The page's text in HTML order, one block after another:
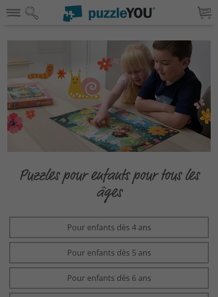
Puzzles pour enfants pour tous les
âges
Pour enfants dès 4 ans
Pour enfants dès 5 ans
Pour enfants dès 6 ans